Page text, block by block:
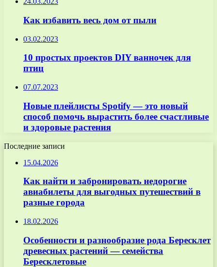
Как избавить весь дом от пыли
03.02.2023
10 простых проектов DIY ванночек для
птиц
07.07.2023
Новые плейлисты Spotify — это новый
способ помочь вырастить более счастливые
и здоровые растения
Последние записи
15.04.2026
Как найти и забронировать недорогие
авиабилеты для выгодных путешествий в
разные города
18.02.2026
Особенности и разнообразие рода Бересклет
древесных растений — семейства
Бересклетовые